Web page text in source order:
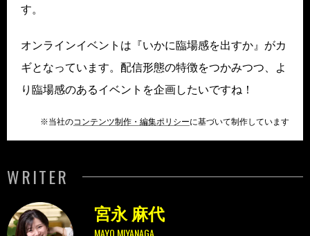
す。
オンラインイベントは『いかに臨場感を出すか』がカ
ギとなっています。配信形態の特徴をつかみつつ、よ
り臨場感のあるイベントを企画したいですね！
※当社のコンテンツ制作・編集ポリシーに基づいて制作しています
WRITER
宮永 麻代